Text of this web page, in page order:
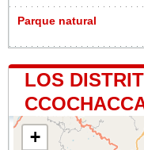
Parque natural
LOS
+